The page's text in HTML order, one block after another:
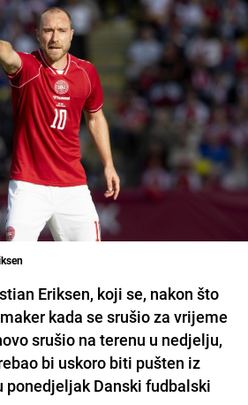
Eriksen, koji se, nakon što
kada se srušio za vrijeme
srušio na terenu u nedjelju,
bi uskoro biti pušten iz
ponedjeljak Danski fudbalski